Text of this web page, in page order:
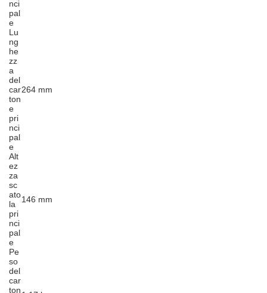
nci
pal
e
Lu
ng
he
zz
a
del
car
ton
e
pri
nci
pal
e
264 mm
Alt
ez
za
sc
ato
la
pri
nci
pal
e
146 mm
Pe
so
del
car
ton